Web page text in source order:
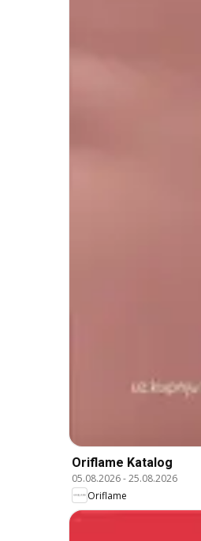
Oriflame Katalog
05.08.2026-25.08.2026
Oriflame